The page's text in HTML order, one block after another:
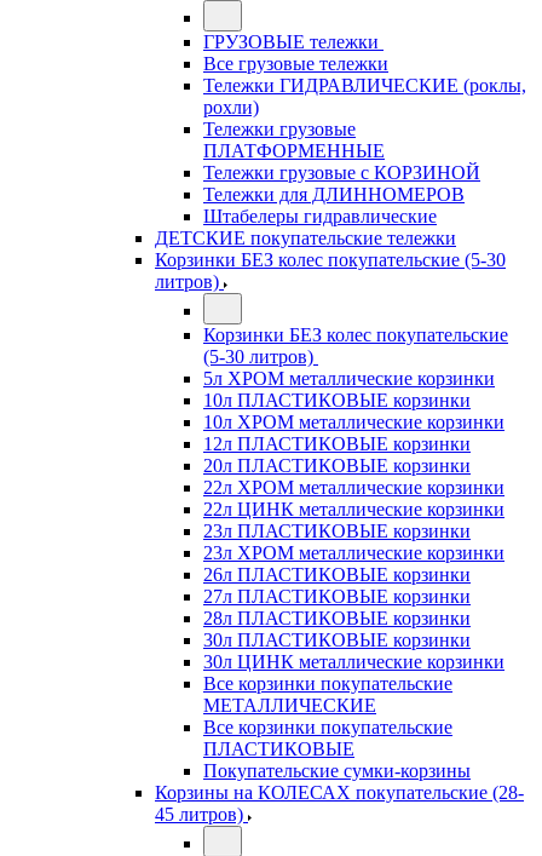
ГРУЗОВЫЕ тележки
Все грузовые тележки
Тележки ГИДРАВЛИЧЕСКИЕ (роклы,
рохли)
Тележки грузовые
ПЛАТФОРМЕННЫЕ
Тележки грузовые с КОРЗИНОЙ
Тележки для ДЛИННОМЕРОВ
Штабелеры гидравлические
ДЕТСКИЕ покупательские тележки
Корзинки БЕЗ колес покупательские (5-30
литров)
Корзинки БЕЗ колес покупательские
(5-30 литров)
5л ХРОМ металлические корзинки
10л ПЛАСТИКОВЫЕ корзинки
10л ХРОМ металлические корзинки
12л ПЛАСТИКОВЫЕ корзинки
20л ПЛАСТИКОВЫЕ корзинки
22л ХРОМ металлические корзинки
22л ЦИНК металлические корзинки
23л ПЛАСТИКОВЫЕ корзинки
23л ХРОМ металлические корзинки
26л ПЛАСТИКОВЫЕ корзинки
27л ПЛАСТИКОВЫЕ корзинки
28л ПЛАСТИКОВЫЕ корзинки
30л ПЛАСТИКОВЫЕ корзинки
30л ЦИНК металлические корзинки
Все корзинки покупательские
МЕТАЛЛИЧЕСКИЕ
Все корзинки покупательские
ПЛАСТИКОВЫЕ
Покупательские сумки-корзины
Корзины на КОЛЕСАХ покупательские (28-
45 литров)